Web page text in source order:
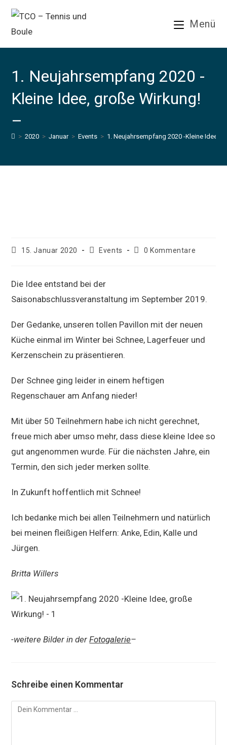
Inhalt
springen
Menü
1. Neujahrsempfang 2020 -
Kleine Idee, große Wirkung!
–
> 2020 > Januar > Events > 1. Neujahrsempfang 2020 -Kleine Idee,
Beitrag
15. Januar 2020
Beitrags-
Events
Beitrags-
0 Kommentare
Die Idee entstand bei der
Saisonabschlussveranstaltung im September 2019.
Der Gedanke, unseren tollen Pavillon mit der neuen
Küche einmal im Winter bei Schnee, Lagerfeuer und
Kerzenschein zu präsentieren.
Der Schnee ging leider in einem heftigen
Regenschauer am Anfang nieder!
Mit über 50 Teilnehmern habe ich nicht gerechnet,
freue mich aber umso mehr, dass diese kleine Idee so
gut angenommen wurde. Für die nächsten Jahre, ein
Termin, den sich jeder merken sollte.
In Zukunft hoffentlich mit Schnee!
Ich bedanke mich bei allen Teilnehmern und natürlich
bei meinen fleißigen Helfern: Anke, Edin, Kalle und
Jürgen.
Britta Willers
-weitere Bilder in derFotogalerie–
Schreibe einen Kommentar
Kommentar